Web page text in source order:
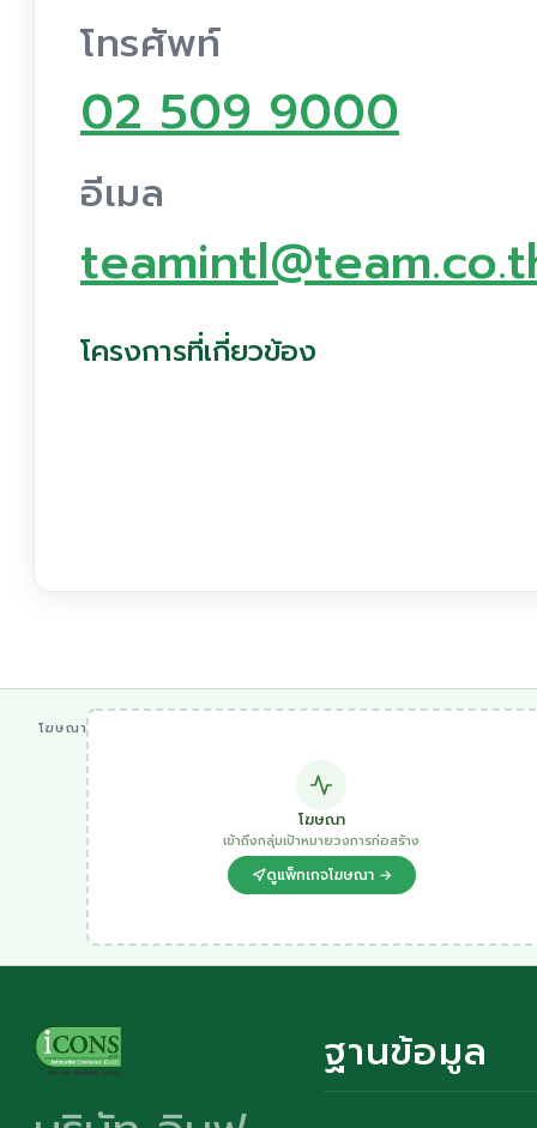
โทรศัพท์
02 509 9000
อีเมล
โครงการที่เกี่ยวข้อง
โฆษณา
โฆษณา
เข้าถึงกลุ่มเป้าหมายวงการก่อสร้าง
ดูแพ็กเกจโฆษณา →
ฐานข้อมูล